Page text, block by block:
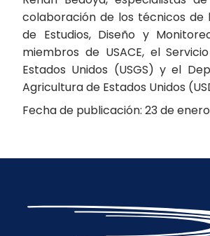
colaboración de los técnicos de
de Estudios, Diseño y
miembros de USACE, el
Estados Unidos (USGS) y el
Agricultura de Estados Unidos
Fecha de publicación: 23 de